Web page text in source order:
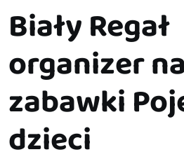
Biały Regał
organizer na
zabawki
dzieci